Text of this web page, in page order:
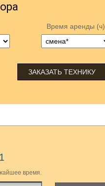
Время аренды (ч)
ЗАКАЗАТЬ ТЕХНИКУ
время.